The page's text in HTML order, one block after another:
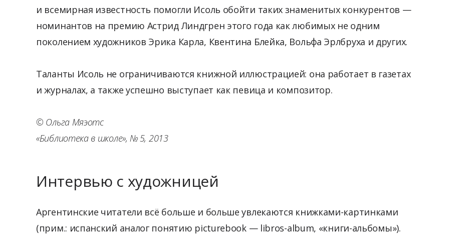
и всемирная известность помогли Исоль обойти таких знаменитых конкурентов —
номинантов на премию Астрид Линдгрен этого года как любимых не одним
поколением художников Эрика Карла, Квентина Блейка, Вольфа Эрлбруха и других.
Таланты Исоль не ограничиваются книжной иллюстрацией: она работает в газетах
и журналах, а также успешно выступает как певица и композитор.
© Ольга Мяэотс
«Библиотека в школе», № 5, 2013
Интервью с художницей
Аргентинские читатели всё больше и больше увлекаются книжками-картинками
(прим.: испанский аналог понятию picturebook — libros-album, «книги-альбомы»).